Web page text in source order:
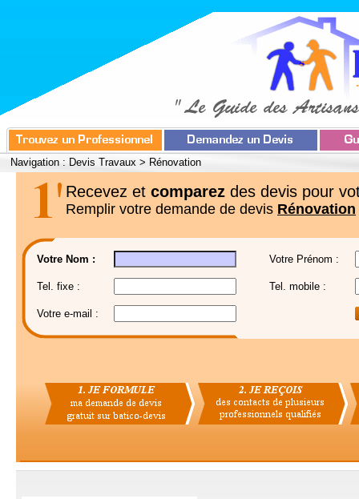
Navigation : Devis Travaux > Rénovation
Recevez et comparez des devis pour
Remplir votre demande de devis Rénovation
Votre Nom : Votre Prénom :
Tel. fixe : Tel. mobile :
Votre e-mail :